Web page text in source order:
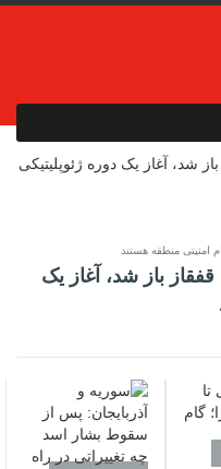
امنیتی منطقه هستند
باز شد، آغاز یک